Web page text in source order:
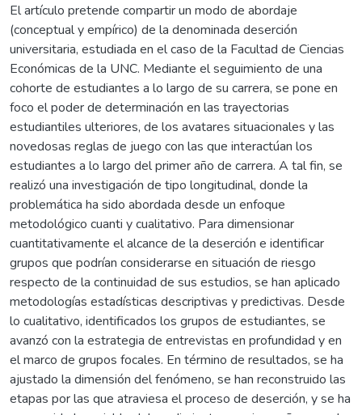
El artículo pretende compartir un modo de abordaje
(conceptual y empírico) de la denominada deserción
universitaria, estudiada en el caso de la Facultad de Ciencias
Económicas de la UNC. Mediante el seguimiento de una
cohorte de estudiantes a lo largo de su carrera, se pone en
foco el poder de determinación en las trayectorias
estudiantiles ulteriores, de los avatares situacionales y las
novedosas reglas de juego con las que interactúan los
estudiantes a lo largo del primer año de carrera. A tal fin, se
realizó una investigación de tipo longitudinal, donde la
problemática ha sido abordada desde un enfoque
metodológico cuanti y cualitativo. Para dimensionar
cuantitativamente el alcance de la deserción e identificar
grupos que podrían considerarse en situación de riesgo
respecto de la continuidad de sus estudios, se han aplicado
metodologías estadísticas descriptivas y predictivas. Desde
lo cualitativo, identificados los grupos de estudiantes, se
avanzó con la estrategia de entrevistas en profundidad y en
el marco de grupos focales. En término de resultados, se ha
ajustado la dimensión del fenómeno, se han reconstruido las
etapas por las que atraviesa el proceso de deserción, y se ha